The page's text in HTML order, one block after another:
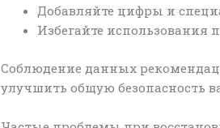
Добавляйте цифры и
Избегайте использования
Соблюдение данных
улучшить общую безопасность